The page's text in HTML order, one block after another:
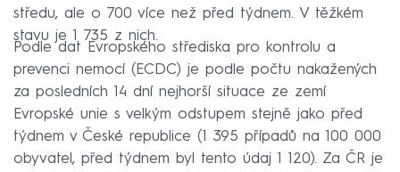
středu, ale o 700 více než před týdnem. V těžkém
stavu je 1 735 z nich.
Podle dat Evropského střediska pro kontrolu a
prevenci nemocí (ECDC) je podle počtu nakažených
za posledních 14 dní nejhorší situace ze zemí
Evropské unie s velkým odstupem stejně jako před
týdnem v České republice (1 395 případů na 100 000
obyvatel, před týdnem byl tento údaj 1 120). Za ČR je